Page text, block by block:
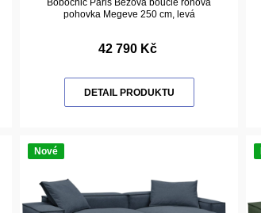
Bobochic Paris Béžová bouclé rohová
pohovka Megeve 250 cm, levá
42 790 Kč
DETAIL PRODUKTU
Nové